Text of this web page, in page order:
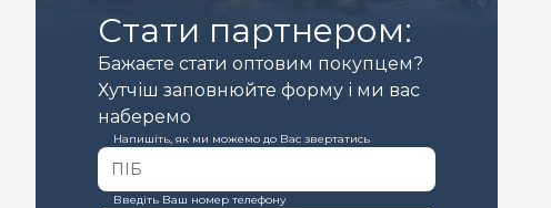
Стати партнером:
Бажаєте стати оптовим покупцем?
Хутчіш заповнюйте форму і ми вас
наберемо
Напишіть, як ми можемо до Вас звертатись
Введіть Ваш номер телефону